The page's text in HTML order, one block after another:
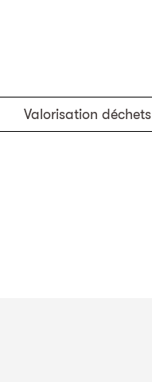
Valorisation déchets